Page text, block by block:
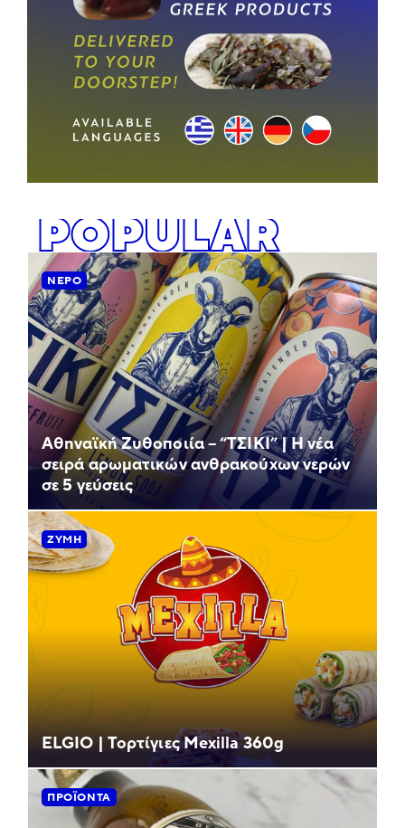
POPULAR
ΝΕΡΌ
Αθηναϊκή Ζυθοποιία – “ΤΣΙΚΙ” | Η νέα
σειρά αρωματικών ανθρακούχων νερών
σε 5 γεύσεις
ΖΎΜΗ
ELGIO | Τορτίγιες Mexilla 360g
ΠΡΟΪΌΝΤΑ